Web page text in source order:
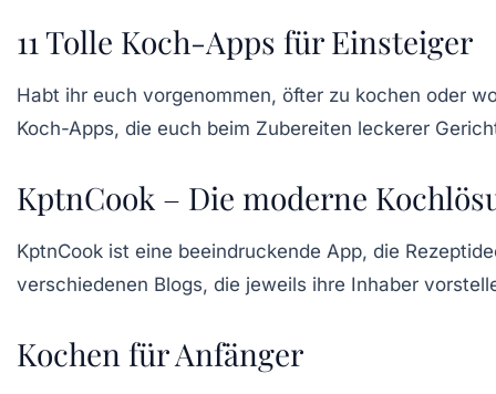
11 Tolle Koch-Apps für Einsteiger
Habt ihr euch vorgenommen, öfter zu kochen oder
Koch-Apps, die euch beim Zubereiten leckerer
KptnCook – Die moderne
KptnCook ist eine beeindruckende App, die
verschiedenen Blogs, die jeweils ihre Inhaber
Kochen für Anfänger